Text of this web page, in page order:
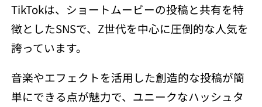
TikTokは、ショートムービーの投稿と共有を特
徴としたSNSで、Z世代を中心に圧倒的な人気を
誇っています。
音楽やエフェクトを活用した創造的な投稿が簡
単にできる点が魅力で、ユニークなハッシュタ